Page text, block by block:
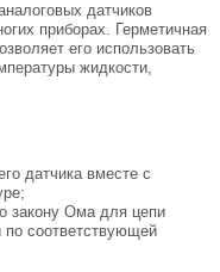
датчиков
приборах. Герметичная
его использовать
жидкости,
датчика вместе с
закону Ома для цепи
по соответствующей